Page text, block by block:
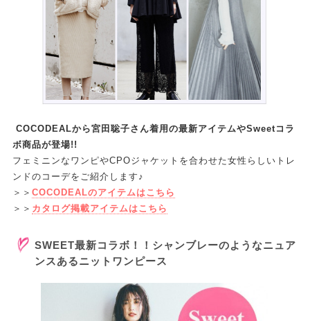
COCODEALから宮田聡子さん着用の最新アイテムやSweetコラ
ボ商品が登場!!
フェミニンなワンピやCPOジャケットを合わせた女性らしいトレ
ンドのコーデをご紹介します♪
＞＞ COCODEALのアイテムはこちら
＞＞ カタログ掲載アイテムはこちら
SWEET最新コラボ！！シャンブレーのようなニュア
ンスあるニットワンピース